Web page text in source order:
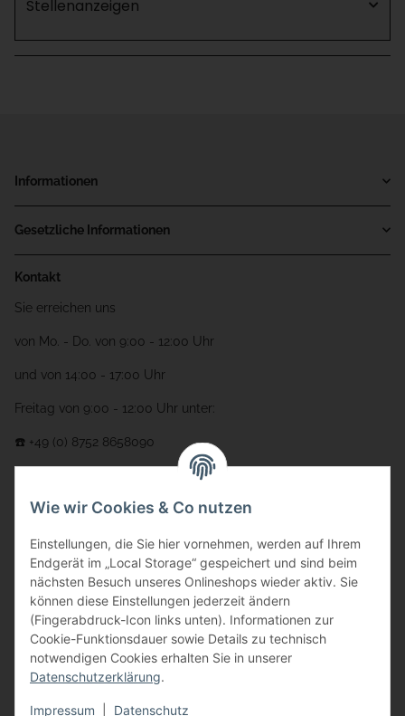
Stellenanzeigen
Informationen
Gesetzliche Informationen
Kontakt
Sie erreichen uns
von Mo. - Do. von 9:00 - 12:00 Uhr
und von 14:00 - 17:00 Uhr
Freitag von 9:00 - 12:00 Uhr unter:
☎️ +49 (0) 8752 8658090
oder über unserKontaktformular
Adresse
Bauer-Systemtechnik GmbH
Gewerbering 17
84072 Au i.d. Hallertau
info@bauer-tore.de
Wie wir Cookies & Co nutzen
Einstellungen, die Sie hier vornehmen, werden auf Ihrem
Endgerät im „Local Storage“ gespeichert und sind beim
nächsten Besuch unseres Onlineshops wieder aktiv. Sie
können diese Einstellungen jederzeit ändern
(Fingerabdruck-Icon links unten). Informationen zur
Cookie-Funktionsdauer sowie Details zu technisch
notwendigen Cookies erhalten Sie in unserer
Datenschutzerklärung.
Impressum Datenschutz